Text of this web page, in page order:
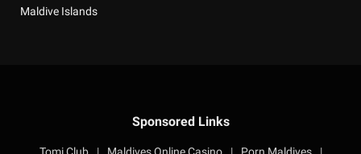
Maldive Islands
Sponsored Links